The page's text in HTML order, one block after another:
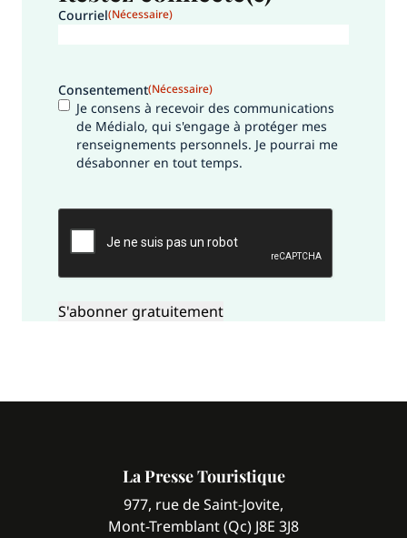
Courriel(Nécessaire)
Consentement(Nécessaire)
Je consens à recevoir des communications
de Médialo, qui s'engage à protéger mes
renseignements personnels. Je pourrai me
désabonner en tout temps.
CAPTCHA
La Presse Touristique
977, rue de Saint-Jovite,
Mont-Tremblant (Qc) J8E 3J8